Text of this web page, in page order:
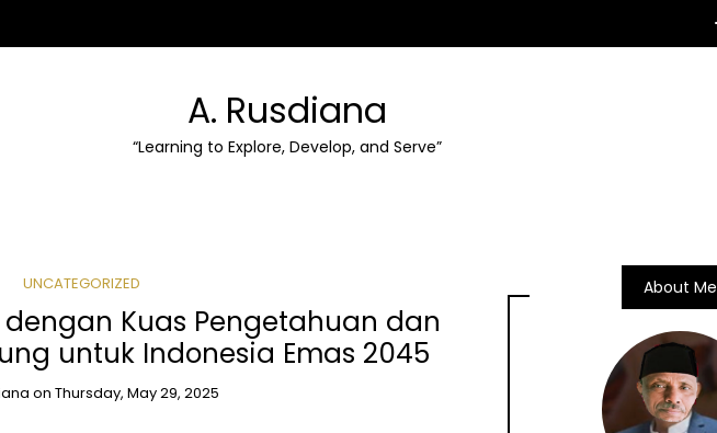
A. Rusdiana
“Learning to Explore, Develop, and Serve”
UNCATEGORIZED
dengan Kuas Pengetahuan dan
untuk Indonesia Emas 2045
onThursday, May 29, 2025
About Me